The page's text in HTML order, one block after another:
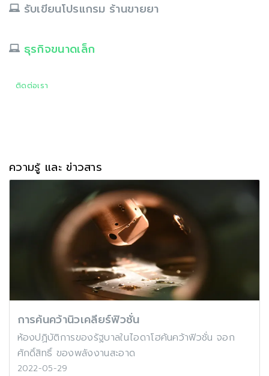
รับเขียนโปรแกรม ร้านขายยา
ธุรกิจขนาดเล็ก
ติดต่อเรา
ความรู้ และ ข่าวสาร
การค้นคว้านิวเคลียร์ฟิวชั่น
ห้องปฏิบัติการของรัฐบาลในไอดาโฮค้นคว้าฟิวชั่น จอก
ศักดิ์สิทธิ์ ของพลังงานสะอาด
2022-05-29